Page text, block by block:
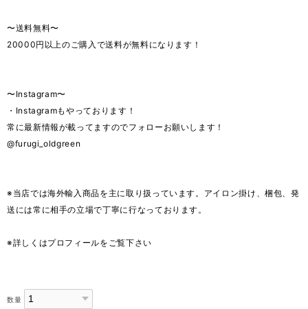
〜送料無料〜
20000円以上のご購入で送料が無料になります！
〜Instagram〜
・Instagramもやっております！
常に最新情報が載ってますのでフォローお願いします！
@furugi_oldgreen
※当店では海外輸入商品を主に取り扱っています。アイロン掛け、梱包、発
送には常に相手の立場で丁寧に行なっております。
※詳しくはプロフィールをご覧下さい
数量